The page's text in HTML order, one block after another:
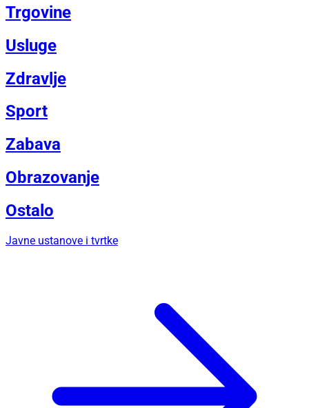
Trgovine
Usluge
Zdravlje
Sport
Zabava
Obrazovanje
Ostalo
Javne ustanove i tvrtke